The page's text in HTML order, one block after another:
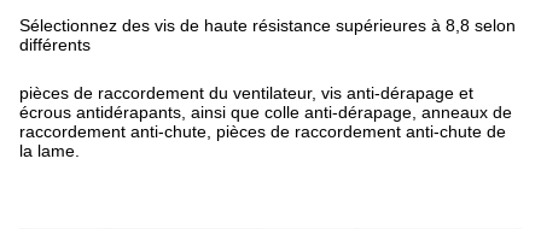
Sélectionnez des vis de haute résistance supérieures à 8,8 selon
différents
pièces de raccordement du ventilateur, vis anti-dérapage et
écrous antidérapants, ainsi que colle anti-dérapage, anneaux de
raccordement anti-chute, pièces de raccordement anti-chute de
la lame.